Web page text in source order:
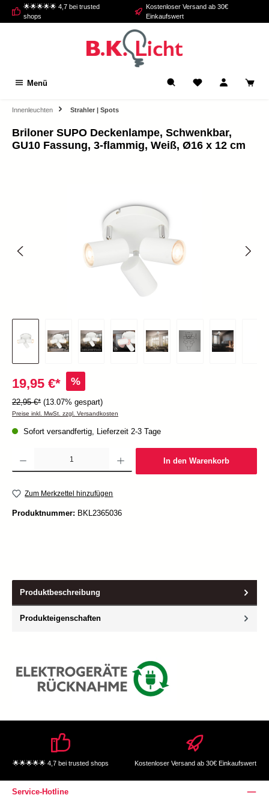
springen
🌟🌟🌟🌟🌟 4,7 bei trusted
shops
Kostenloser Versand ab 30€
Einkaufswert
Menü
Innenleuchten Strahler | Spots
Briloner SUPO Deckenlampe, Schwenkbar,
GU10 Fassung, 3-flammig, Weiß, Ø16 x 12 cm
19,95 €* %
22,95 €* (13.07% gespart)
Preise inkl. MwSt. zzgl. Versandkosten
Sofort versandfertig, Lieferzeit 2-3 Tage
Produkt Anzahl: Gib den gewünschten Wert ein oder benutze die Schaltflächen um die
In den Warenkorb
Zum Merkzettel hinzufügen
Produktnummer: BKL2365036
Produktbeschreibung
Produkteigenschaften
🌟🌟🌟🌟🌟 4,7 bei trusted shops Kostenloser Versand ab 30€ Einkaufswert
Service-Hotline